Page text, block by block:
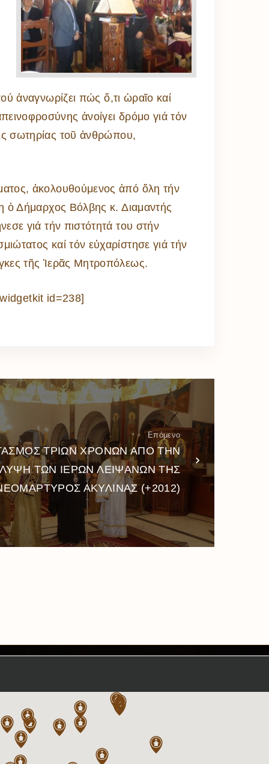
ἀναγνωρίζει πώς ὅ,τι ὡραῖο καί
ἀνοίγει δρόμο γιά τόν
σωτηρίας τοῦ ἀνθρώπου,
ἀκολουθούμενος ἀπό ὅλη τήν
ὁ Δήμαρχος Βόλβης κ. Διαμαντής
γιά τήν πιστότητά του στήν
καί τόν εὐχαρίστησε γιά τήν
τῆς Ἱερᾶς Μητροπόλεως.
id=238]
Επόμενο
ΤΡΙΩΝ ΧΡΟΝΩΝ ΑΠΟ ΤΗΝ
ΤΩΝ ΙΕΡΩΝ ΛΕΙΨΑΝΩΝ ΤΗΣ
ΑΚΥΛΙΝΑΣ (+2012)